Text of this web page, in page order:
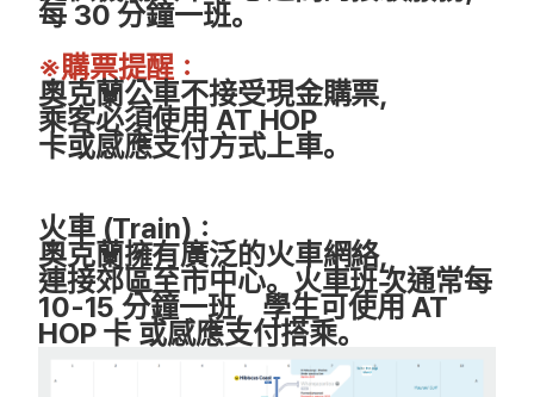
每 30 分鐘一班。
※購票提醒：
奧克蘭公車不接受現金購票，
乘客必須使用 AT HOP
卡或感應支付方式上車。
火車 (Train)：
奧克蘭擁有廣泛的火車網絡，
連接郊區至市中心。火車班次通常每
10-15 分鐘一班，學生可使用 AT
HOP 卡 或感應支付搭乘。